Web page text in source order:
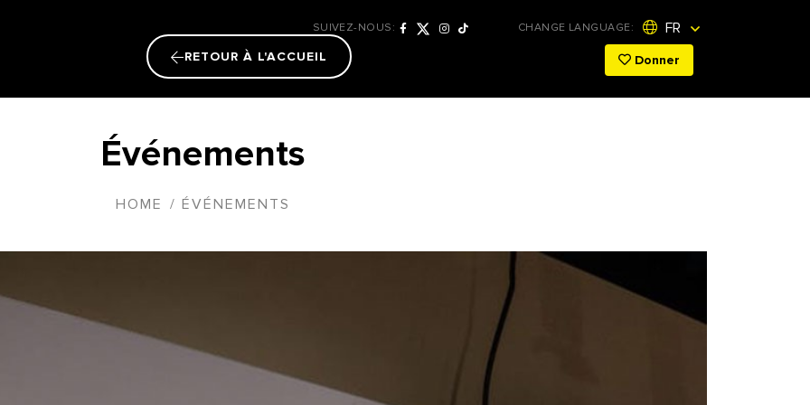
SUIVEZ-NOUS: CHANGE LANGUAGE: FR
RETOUR À L'ACCUEIL Donner
Événements
HOME / ÉVÉNEMENTS